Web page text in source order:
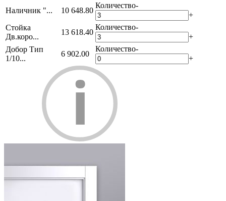
Наличник "... 10 648.80
Количество-
+
Стойка
Дв.коро...
13 618.40
Количество-
+
Добор Тип
1/10...
6 902.00
Количество-
+